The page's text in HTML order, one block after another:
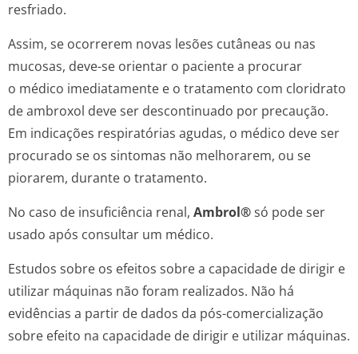
resfriado.
Assim, se ocorrerem novas lesões cutâneas ou nas
mucosas, deve-se orientar o paciente a procurar
o médico imediatamente e o tratamento com cloridrato
de ambroxol deve ser descontinuado por precaução.
Em indicações respiratórias agudas, o médico deve ser
procurado se os sintomas não melhorarem, ou se
piorarem, durante o tratamento.
No caso de insuficiência renal, Ambrol®só pode ser
usado após consultar um médico.
Estudos sobre os efeitos sobre a capacidade de dirigir e
utilizar máquinas não foram realizados. Não há
evidências a partir de dados da pós-comercialização
sobre efeito na capacidade de dirigir e utilizar máquinas.